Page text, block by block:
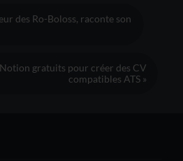
des Ro-Boloss, raconte son
gratuits pour créer des CV
compatibles ATS »